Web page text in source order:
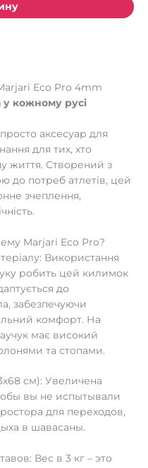
Eco Pro 4mm
кожному русі
аксесуар для
для тих, хто
життя. Створений з
до потреб атлетів, цей
зчеплення,
Marjari Eco Pro?
Використання
робить цей килимок
до
забезпечуючи
комфорт. На
має високий
та стопами.
см): Увеличена
вы не испытывали
для переходов,
в шавасаны.
Вес в 3 кг – это